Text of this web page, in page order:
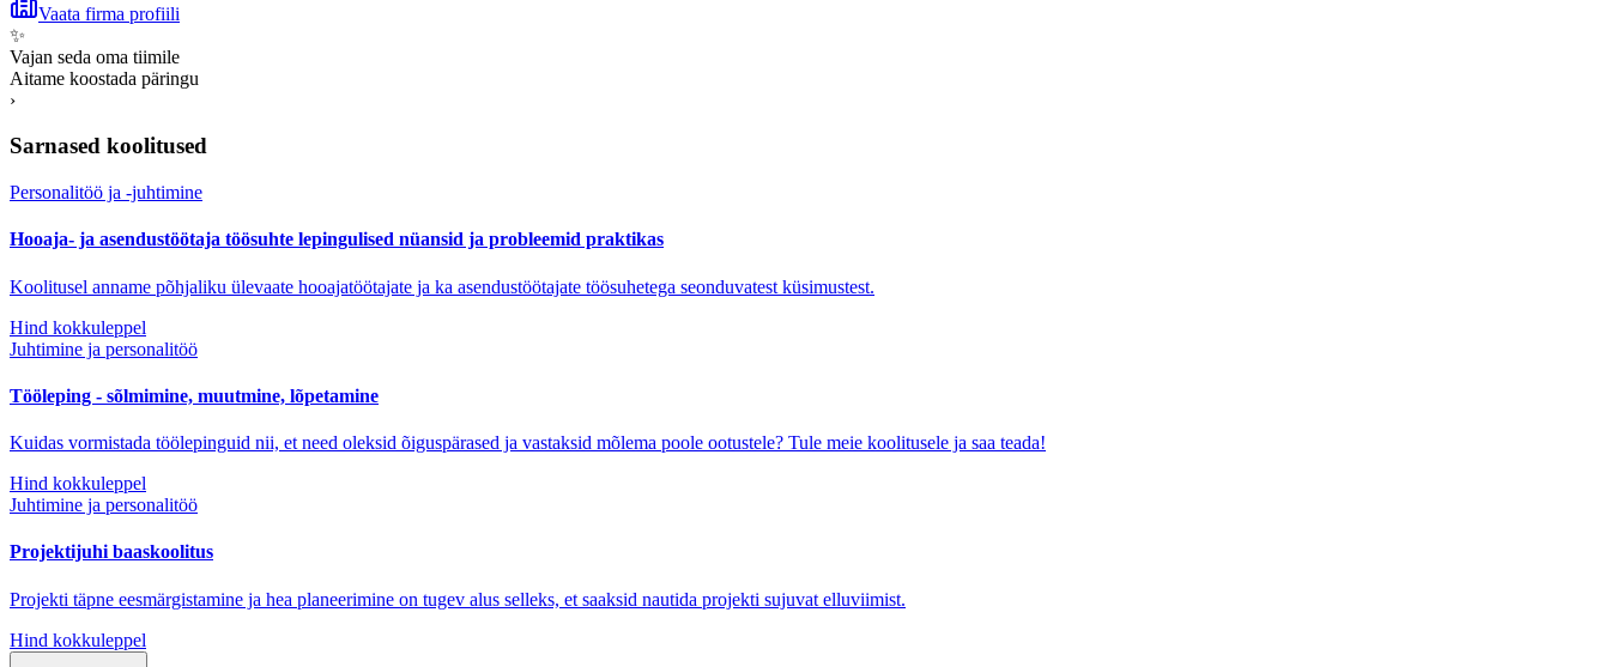
Vaata firma profiili
✨
Vajan seda oma tiimile
Aitame koostada päringu
›
Sarnased koolitused
Personalitöö ja -juhtimine
Hooaja- ja asendustöötaja töösuhte lepingulised nüansid ja probleemid praktikas
Koolitusel anname põhjaliku ülevaate hooajatöötajate ja ka asendustöötajate töösuhetega seonduvatest küsimustest.
Hind kokkuleppel
Juhtimine ja personalitöö
Tööleping - sõlmimine, muutmine, lõpetamine
Kuidas vormistada töölepinguid nii, et need oleksid õiguspärased ja vastaksid mõlema poole ootustele? Tule meie koolitusele ja saa teada!
Hind kokkuleppel
Juhtimine ja personalitöö
Projektijuhi baaskoolitus
Projekti täpne eesmärgistamine ja hea planeerimine on tugev alus selleks, et saaksid nautida projekti sujuvat elluviimist.
Hind kokkuleppel